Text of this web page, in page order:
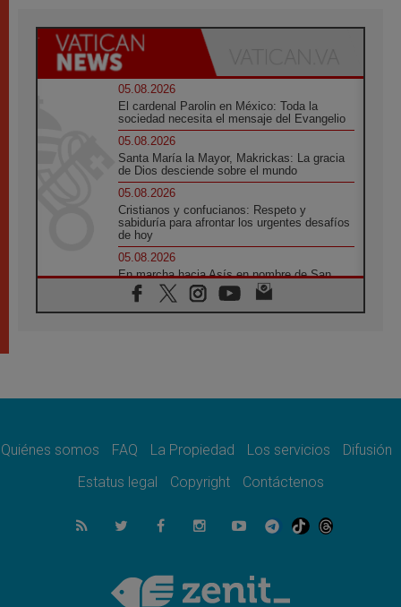
05.08.2026
El cardenal Parolin en México: Toda la
sociedad necesita el mensaje del Evangelio
05.08.2026
Santa María la Mayor, Makrickas: La gracia
de Dios desciende sobre el mundo
05.08.2026
Cristianos y confucianos: Respeto y
sabiduría para afrontar los urgentes desafíos
de hoy
05.08.2026
En marcha hacia Asís en nombre de San
Francisco, a la espera de León
05.08.2026
quienes bendicen la guerra
Ucrania: Ataque masivo en Kyiv durante la
noche
05.08.2026
Colombo: "La visita del Papa a Argentina
05.08.2026
Iglesia en Uruguay: la visita del Papa
Quiénes somos FAQ La Propiedad Los servicios
Difusión
Estatus legal
Copyright Contáctenos